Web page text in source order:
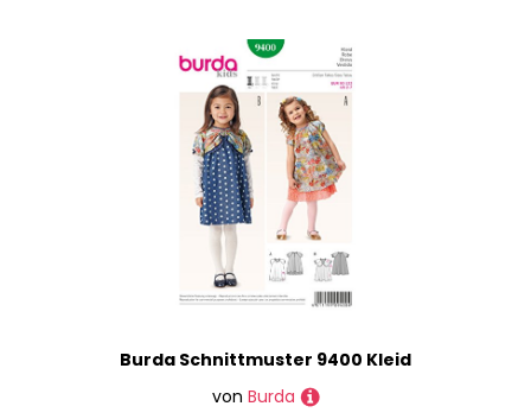
Burda Schnittmuster 9400 Kleid
von Burda